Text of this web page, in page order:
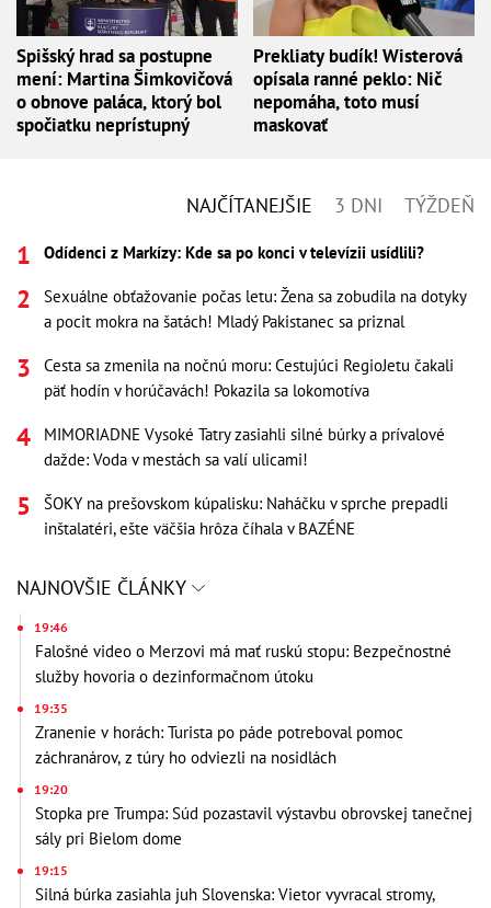
Spišský hrad sa postupne
mení: Martina Šimkovičová
o obnove paláca, ktorý bol
spočiatku neprístupný
Prekliaty budík! Wisterová
opísala ranné peklo: Nič
nepomáha, toto musí
maskovať
NAJČÍTANEJŠIE 3 DNI TÝŽDEŇ
Odídenci z Markízy: Kde sa po konci v televízii usídlili?
Sexuálne obťažovanie počas letu: Žena sa zobudila na dotyky
a pocit mokra na šatách! Mladý Pakistanec sa priznal
Cesta sa zmenila na nočnú moru: Cestujúci RegioJetu čakali
päť hodín v horúčavách! Pokazila sa lokomotíva
MIMORIADNE Vysoké Tatry zasiahli silné búrky a prívalové
dažde: Voda v mestách sa valí ulicami!
ŠOKY na prešovskom kúpalisku: Naháčku v sprche prepadli
inštalatéri, ešte väčšia hrôza číhala v BAZÉNE
NAJNOVŠIE ČLÁNKY
19:46
Falošné video o Merzovi má mať ruskú stopu: Bezpečnostné
služby hovoria o dezinformačnom útoku
19:35
Zranenie v horách: Turista po páde potreboval pomoc
záchranárov, z túry ho odviezli na nosidlách
19:20
Stopka pre Trumpa: Súd pozastavil výstavbu obrovskej tanečnej
sály pri Bielom dome
19:15
Silná búrka zasiahla juh Slovenska: Vietor vyvracal stromy,